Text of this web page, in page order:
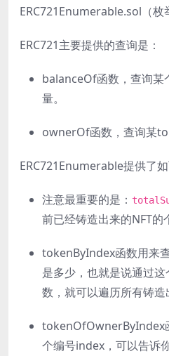
ERC721Enumerable.sol（枚
ERC721主要提供的查询是：
balanceOf函数，查询
量。
ownerOf函数，查询某
ERC721Enumerable提供了如
注意最重要的是：
前已经铸造出来的NFT的
tokenByIndex函数用来
是多少，也就是说通过
数，就可以遍历所有铸造
tokenOfOwnerByIndex
个编号index，可以告诉